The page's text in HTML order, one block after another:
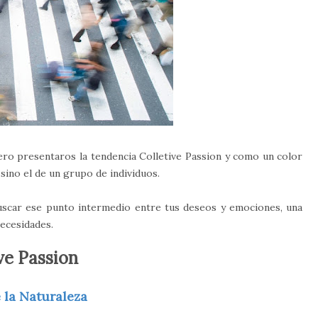
presentaros la tendencia Colletive Passion y como un color
el de un grupo de individuos.
ese punto intermedio entre tus deseos y emociones, una
Passion
la Naturaleza